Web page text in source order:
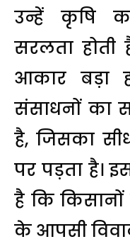
उन्हें कृषि
सरलता
आकार बड़ा
संसाधनों का
है, जिसका
पर पड़ता है।
है कि किसानों
के आपसी